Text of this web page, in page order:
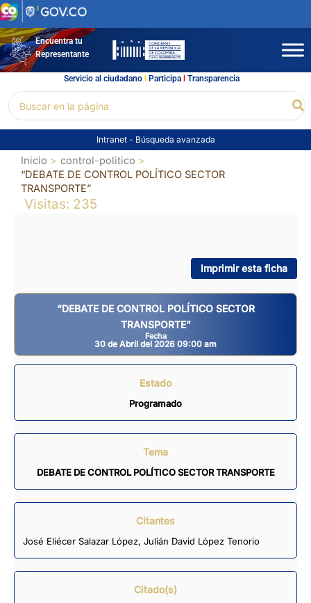
Ir
al
contenidoEncuentra tu
Representante
Servicio al ciudadano l Participal Transparencia
por:
Intranet - Búsqueda avanzada
Inicio
control-politico
“DEBATE DE CONTROL POLÍTICO SECTOR
TRANSPORTE”
Visitas: 235
Imprimir esta ficha
“DEBATE DE CONTROL POLÍTICO SECTOR
TRANSPORTE”
Fecha
30 de Abril del 2026 09:00 am
Estado
Programado
Tema
DEBATE DE CONTROL POLÍTICO SECTOR TRANSPORTE
Citantes
José Eliécer Salazar López, Julián David López Tenorio
Citado(s)